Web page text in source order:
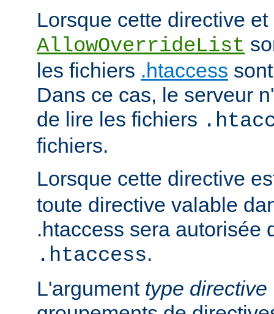
Lorsque cette directive
AllowOverrideList
les fichiers .htaccess
Dans ce cas, le serveur
de lire les fichiers
fichiers.
Lorsque cette directive
toute directive valable
.htaccess sera autorisée
.htaccess.
L'argument type directive